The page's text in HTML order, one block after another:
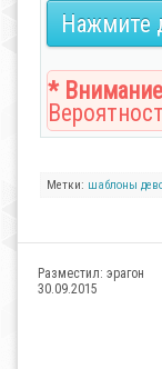
Нажмите
*
Метки: шаблоны
Разместил: эрагон
30.09.2015